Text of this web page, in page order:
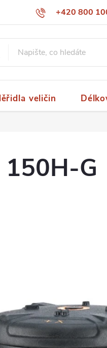
+420 800
veličin
150H-G